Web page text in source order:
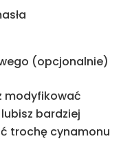
(opcjonalnie)
modyfikować
bardziej
trochę cynamonu